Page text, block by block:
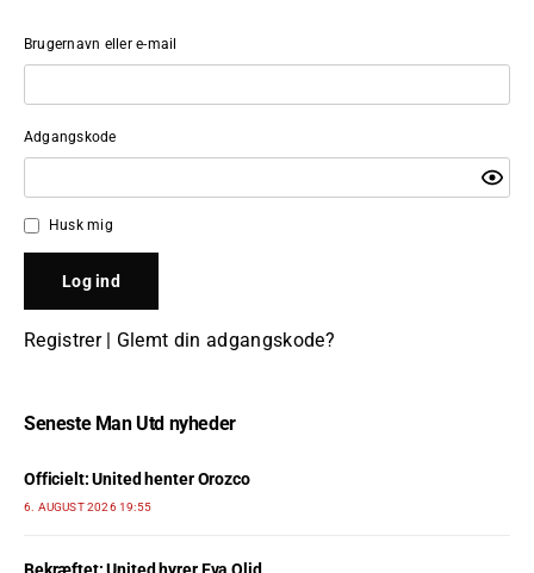
Brugernavn eller e-mail
Adgangskode
Husk mig
Registrer| Glemt din adgangskode?
Seneste Man Utd nyheder
Officielt: United henter Orozco
6. AUGUST 2026 19:55